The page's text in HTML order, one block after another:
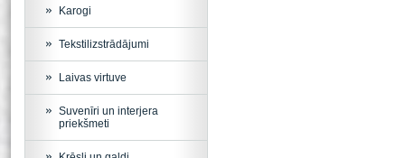
Karogi
Tekstilizstrādājumi
Laivas virtuve
Suvenīri un interjera
priekšmeti